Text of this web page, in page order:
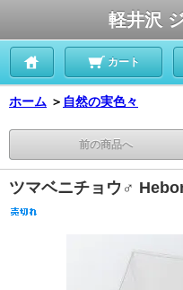
軽井沢
カート
ホーム ＞ 自然の実色々
前の商品へ
ツマベニチョウ♂